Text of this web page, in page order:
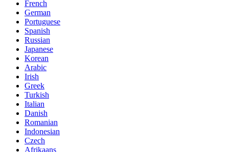
French
German
Portuguese
Spanish
Russian
Japanese
Korean
Arabic
Irish
Greek
Turkish
Italian
Danish
Romanian
Indonesian
Czech
Afrikaans